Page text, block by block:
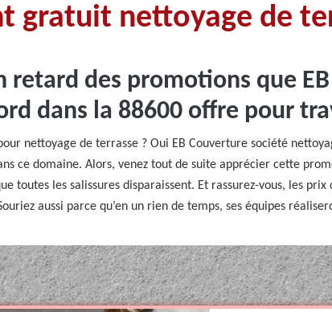
gratuit nettoyage de
retard des promotions que
dans la 88600 offre pour
nettoyage de terrasse ? Oui EB Couverture société
ce domaine. Alors, venez tout de suite apprécier cette
toutes les salissures disparaissent. Et rassurez-vous, les
aussi parce qu’en un rien de temps, ses équipes